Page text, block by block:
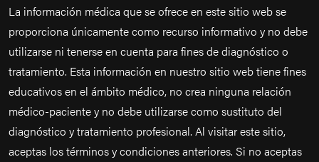
La información médica que se ofrece en este sitio web se
proporciona únicamente como recurso informativo y no debe
utilizarse ni tenerse en cuenta para fines de diagnóstico o
tratamiento. Esta información en nuestro sitio web tiene fines
educativos en el ámbito médico, no crea ninguna relación
médico-paciente y no debe utilizarse como sustituto del
diagnóstico y tratamiento profesional. Al visitar este sitio,
aceptas los términos y condiciones anteriores. Si no aceptas